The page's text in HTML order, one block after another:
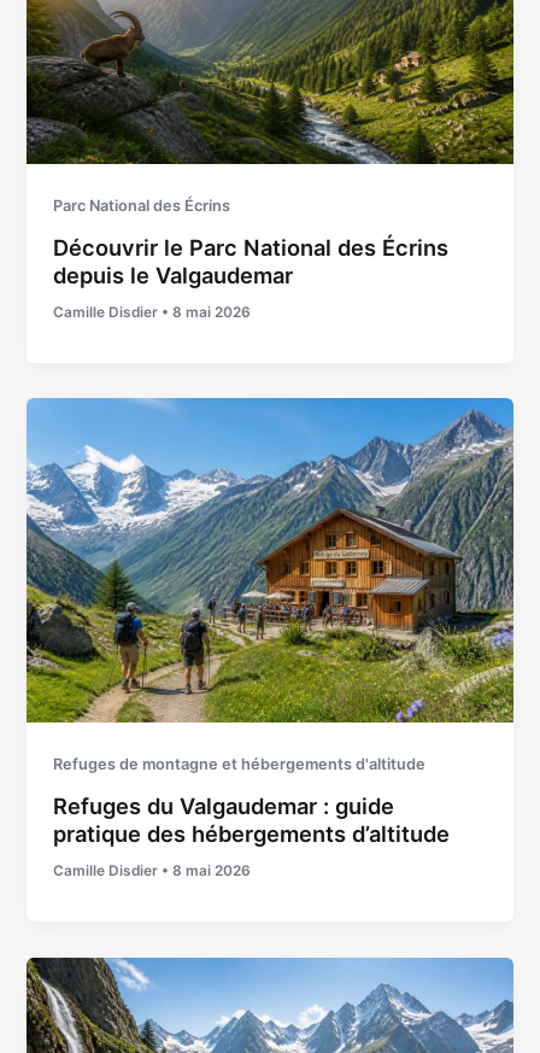
Parc National des Écrins
Découvrir le Parc National des Écrins
depuis le Valgaudemar
Camille Disdier •8 mai 2026
Refuges de montagne et hébergements d'altitude
Refuges du Valgaudemar : guide
pratique des hébergements d’altitude
Camille Disdier •8 mai 2026